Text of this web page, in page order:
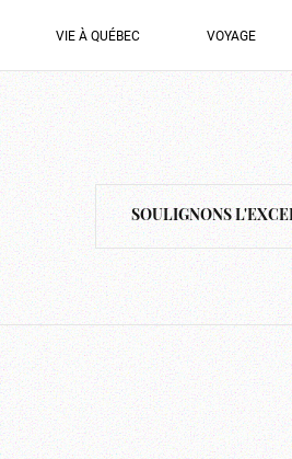
VIE À QUÉBEC VOYAGE
SOULIGNONS